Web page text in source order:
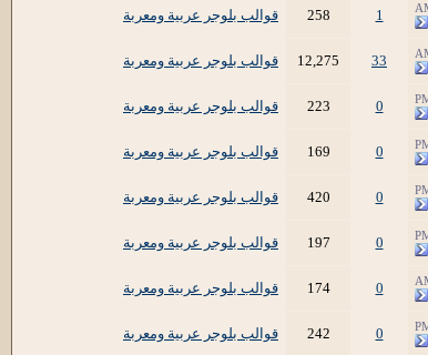
1
258 قوالب بلوجر عربية ومعربة
33
12,275 قوالب بلوجر عربية ومعربة
0
223 قوالب بلوجر عربية ومعربة
0
169 قوالب بلوجر عربية ومعربة
0
420 قوالب بلوجر عربية ومعربة
0
197 قوالب بلوجر عربية ومعربة
0
174 قوالب بلوجر عربية ومعربة
0
242 قوالب بلوجر عربية ومعربة